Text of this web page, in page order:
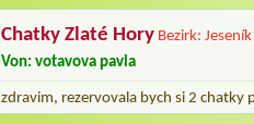
Chatky Zlaté Hory Bezirk: Jeseník
Von: votavova pavla
zdravim, rezervovala bych si 2